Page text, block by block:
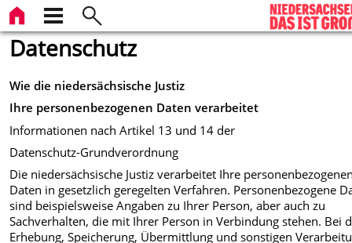
Datenschutz
Wie die niedersächsische Justiz
Ihre personenbezogenen Daten verarbeitet
Informationen nach Artikel 13 und 14 der
Datenschutz-Grundverordnung
Die niedersächsische Justiz verarbeitet Ihre
Daten in gesetzlich geregelten Verfahren. Personenbezogene
sind beispielsweise Angaben zu Ihrer Person, aber auch zu
Sachverhalten, die mit Ihrer Person in Verbindung stehen. Bei
Erhebung, Speicherung, Übermittlung und sonstigen